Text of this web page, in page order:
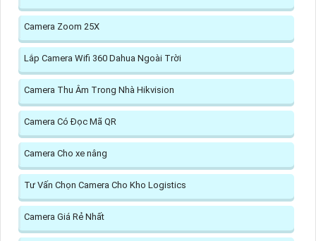
Camera Zoom 25X
Lắp Camera Wifi 360 Dahua Ngoài Trời
Camera Thu Âm Trong Nhà Hikvision
Camera Có Đọc Mã QR
Camera Cho xe nâng
Tư Vấn Chọn Camera Cho Kho Logistics
Camera Giá Rẻ Nhất